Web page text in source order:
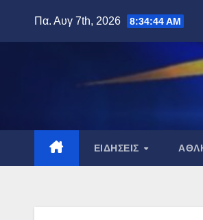
Πα. Αυγ 7th, 2026 8:34:46 AM
ΕΙΔΉΣΕΙΣ